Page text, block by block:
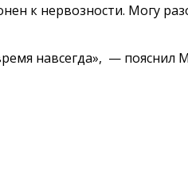
к нервозности. Могу
навсегда», — пояснил